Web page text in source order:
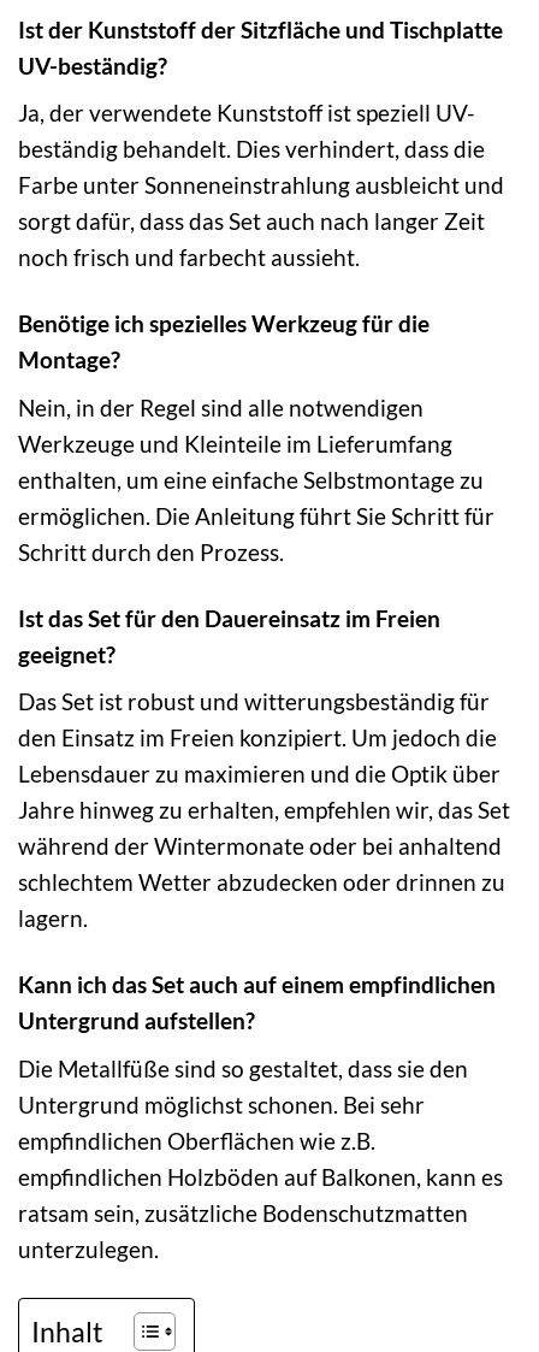
Ist der Kunststoff der Sitzfläche und Tischplatte
UV-beständig?
Ja, der verwendete Kunststoff ist speziell UV-
beständig behandelt. Dies verhindert, dass die
Farbe unter Sonneneinstrahlung ausbleicht und
sorgt dafür, dass das Set auch nach langer Zeit
noch frisch und farbecht aussieht.
Benötige ich spezielles Werkzeug für die
Montage?
Nein, in der Regel sind alle notwendigen
Werkzeuge und Kleinteile im Lieferumfang
enthalten, um eine einfache Selbstmontage zu
ermöglichen. Die Anleitung führt Sie Schritt für
Schritt durch den Prozess.
Ist das Set für den Dauereinsatz im Freien
geeignet?
Das Set ist robust und witterungsbeständig für
den Einsatz im Freien konzipiert. Um jedoch die
Lebensdauer zu maximieren und die Optik über
Jahre hinweg zu erhalten, empfehlen wir, das Set
während der Wintermonate oder bei anhaltend
schlechtem Wetter abzudecken oder drinnen zu
lagern.
Kann ich das Set auch auf einem empfindlichen
Untergrund aufstellen?
Die Metallfüße sind so gestaltet, dass sie den
Untergrund möglichst schonen. Bei sehr
empfindlichen Oberflächen wie z.B.
empfindlichen Holzböden auf Balkonen, kann es
ratsam sein, zusätzliche Bodenschutzmatten
unterzulegen.
Inhalt